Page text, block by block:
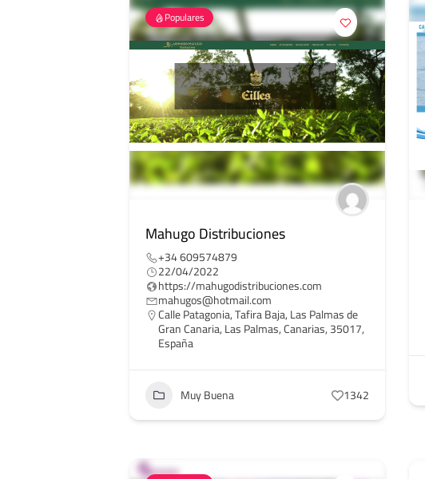
Populares
Mahugo Distribuciones
+34 609574879
22/04/2022
https://mahugodistribuciones.com
mahugos@hotmail.com
Calle Patagonia, Tafira Baja, Las Palmas de
Gran Canaria, Las Palmas, Canarias, 35017,
España
Muy Buena 1342